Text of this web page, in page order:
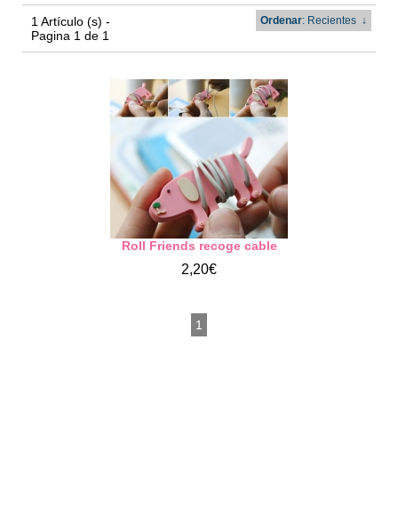
1 Artículo (s) -
Pagina 1 de 1
Ordenar: Recientes↓
Roll Friends recoge cable
2,20€
1